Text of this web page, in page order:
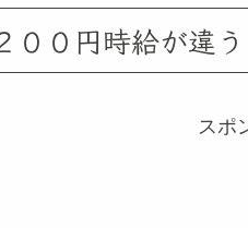
００円時給が違
スポ